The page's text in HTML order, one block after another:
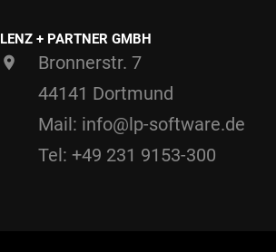
LENZ + PARTNER GMBH
Bronnerstr. 7
44141 Dortmund
Mail: info@lp-software.de
Tel: +49 231 9153-300